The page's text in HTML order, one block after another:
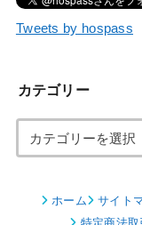
Tweets by hospass
カテゴリー
ホーム サイト